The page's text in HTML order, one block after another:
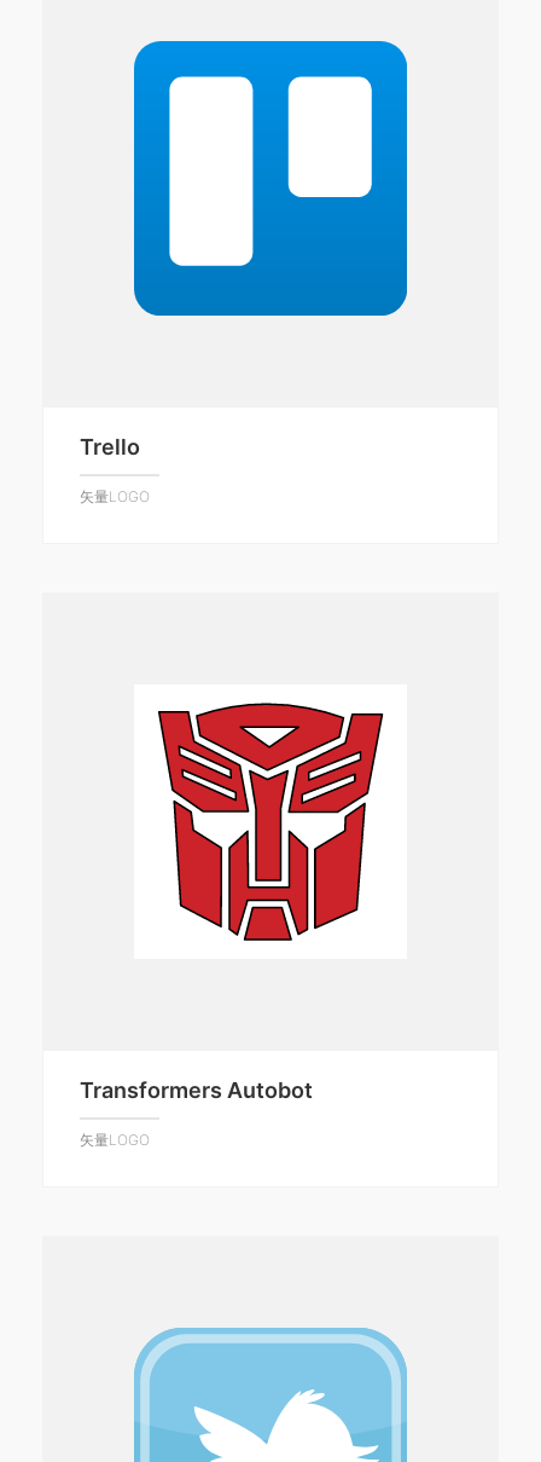
Trello
矢量LOGO
Transformers Autobot
矢量LOGO